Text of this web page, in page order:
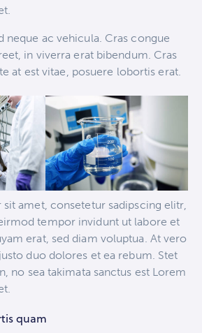
neque ac vehicula. Cras congue
in viverra erat bibendum. Cras
at est vitae, posuere lobortis erat.
amet, consetetur sadipscing elitr,
tempor invidunt ut labore et
erat, sed diam voluptua. At vero
duo dolores et ea rebum. Stet
no sea takimata sanctus est Lorem
quam